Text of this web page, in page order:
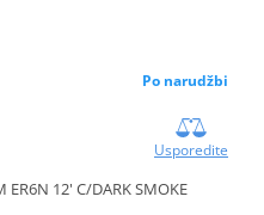
Po narudžbi
Usporedite
ER6N 12' C/DARK SMOKE